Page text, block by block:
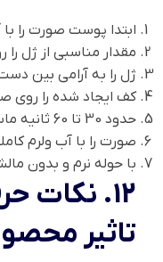
ابتدا پوست صورت را
مقدار مناسبی از ژل
ژل را به آرامی بین
کف ایجاد شده را روی
حدود 30 تا 60 ثانیه ماساژ را ادامه دهید.
صورت را با آب ولرم
با حوله نرم و بدون
12. نکات
تاثیر